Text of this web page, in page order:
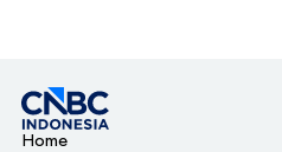
Home